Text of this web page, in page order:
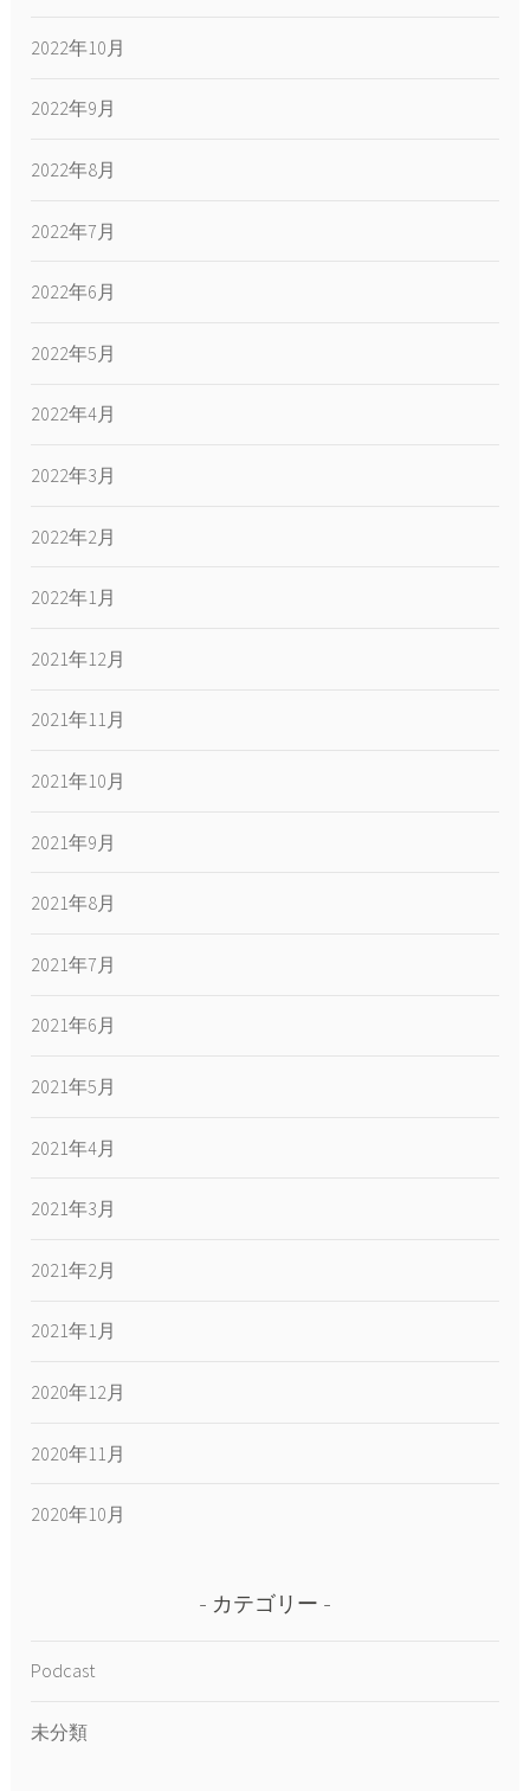
2022年10月
2022年9月
2022年8月
2022年7月
2022年6月
2022年5月
2022年4月
2022年3月
2022年2月
2022年1月
2021年12月
2021年11月
2021年10月
2021年9月
2021年8月
2021年7月
2021年6月
2021年5月
2021年4月
2021年3月
2021年2月
2021年1月
2020年12月
2020年11月
2020年10月
カテゴリー
Podcast
未分類